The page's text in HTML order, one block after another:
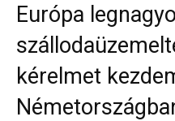
Európa
kérelmet